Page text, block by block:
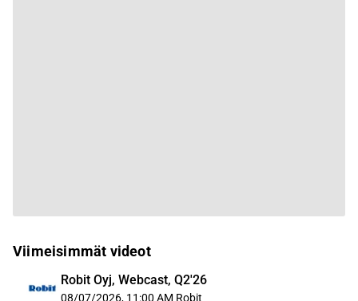
Viimeisimmät videot
Robit Oyj, Webcast, Q2'26
08/07/2026, 11:00 AM Robit